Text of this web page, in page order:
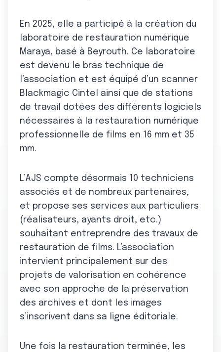
En 2025, elle a participé à la création du
laboratoire de restauration numérique
Maraya, basé à Beyrouth. Ce laboratoire
est devenu le bras technique de
l’association et est équipé d’un scanner
Blackmagic Cintel ainsi que de stations
de travail dotées des différents logiciels
nécessaires à la restauration numérique
professionnelle de films en 16 mm et 35
mm.
L’AJS compte désormais 10 techniciens
associés et de nombreux partenaires,
et propose ses services aux particuliers
(réalisateurs, ayants droit, etc.)
souhaitant entreprendre des travaux de
restauration de films. L’association
intervient principalement sur des
projets de valorisation en cohérence
avec son approche de la préservation
des archives et dont les images
s’inscrivent dans sa ligne éditoriale.
Une fois la restauration terminée, les